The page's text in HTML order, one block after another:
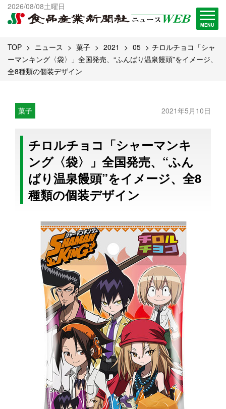
2026/08/08土曜日
MENU
出版物一覧へ
試読・購読申し込み
TOP ニュース 菓子 2021 05
チロルチョコ「シャ
ーマンキング〈袋〉」全国発売、“ふんばり温泉饅頭”をイメージ、
全8種類の個装デザイン
菓子 2021年5月10日
チロルチョコ「シャーマンキ
ング〈袋〉」全国発売、“ふん
ばり温泉饅頭”をイメージ、全8
種類の個装デザイン